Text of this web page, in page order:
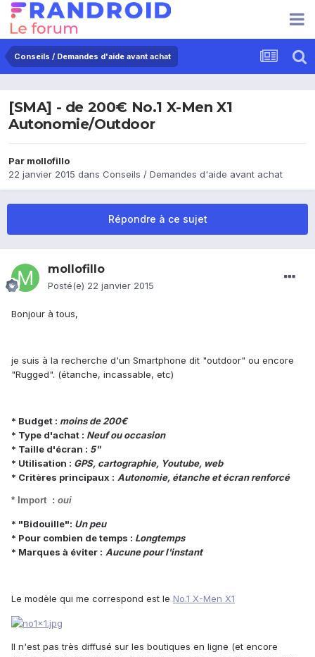
Conseils / Demandes d'aide avant achat
[SMA] - de 200€ No.1 X-Men X1
Autonomie/Outdoor
Par mollofillo
22 janvier 2015 dans Conseils / Demandes d'aide avant achat
Répondre à ce sujet
mollofillo
Posté(e) 22 janvier 2015
Bonjour à tous,
je suis à la recherche d'un Smartphone dit "outdoor" ou encore
"Rugged". (étanche, incassable, etc)
* Budget : moins de 200€
* Type d'achat : Neuf ou occasion
* Taille d'écran : 5"
* Utilisation : GPS, cartographie, Youtube, web
* Critères principaux : Autonomie, étanche et écran renforcé
* Import : oui
* "Bidouille": Un peu
* Pour combien de temps : Longtemps
* Marques à éviter : Aucune pour l'instant
Le modèle qui me correspond est le No.1 X-Men X1
Il n'est pas très diffusé sur les boutiques en ligne (et encore